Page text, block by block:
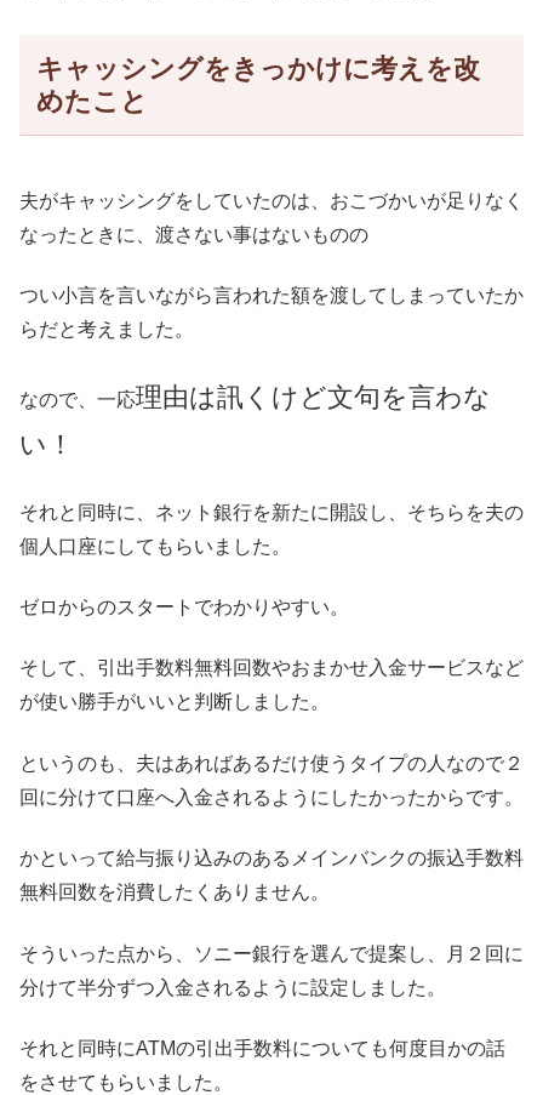
キャッシングをきっかけに考えを改
めたこと
夫がキャッシングをしていたのは、おこづかいが足りなく
なったときに、渡さない事はないものの
つい小言を言いながら言われた額を渡してしまっていたか
らだと考えました。
なので、一応理由は訊くけど文句を言わな
い！
それと同時に、ネット銀行を新たに開設し、そちらを夫の
個人口座にしてもらいました。
ゼロからのスタートでわかりやすい。
そして、引出手数料無料回数やおまかせ入金サービスなど
が使い勝手がいいと判断しました。
というのも、夫はあればあるだけ使うタイプの人なので２
回に分けて口座へ入金されるようにしたかったからです。
かといって給与振り込みのあるメインバンクの振込手数料
無料回数を消費したくありません。
そういった点から、ソニー銀行を選んで提案し、月２回に
分けて半分ずつ入金されるように設定しました。
それと同時にATMの引出手数料についても何度目かの話
をさせてもらいました。